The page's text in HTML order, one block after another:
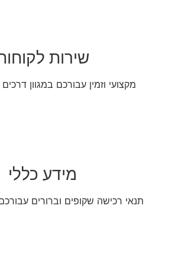
שירות
מקצועי וזמין עבורכם במגוון
מידע כללי
תנאי רכישה שקופים וברורים